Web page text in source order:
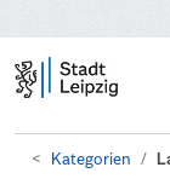
Kategorien